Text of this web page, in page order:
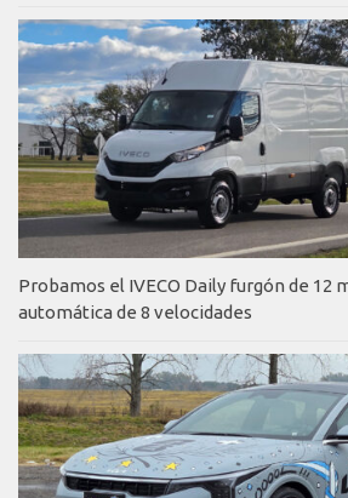
Probamos el IVECO Daily furgón de 12
automática de 8 velocidades